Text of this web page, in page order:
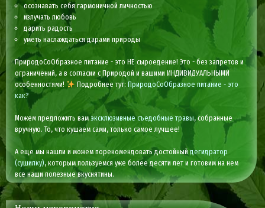
осознавать себя гармоничной личностью
излучать любовь
дарить радость
уметь наслаждаться дарами природы
ПриродоСоОбразное питание - это НЕ сыроедение! Это - без запретов и
ограничений, а в согласии с Природой и вашими ИНДИВИДУАЛЬНЫМИ
особенностями!
Подробнее тут: ПриродоСоОбразное питание - это
как?
Можем предложить вамэксклюзивные съедобные травы, собранные
вручную. То, что кушаем сами, только самое лучшее!
А еще мы нашли и можем порекомендовать достойныйдегидратор
(сушилку), которым пользуемся уже более десяти лет и готовим на нем
все наши полезные вкуснятины.